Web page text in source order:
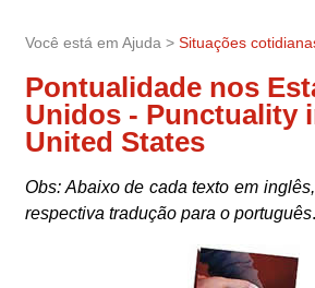
Você está em Ajuda >Situações
Pontualidade nos
Unidos - Punctuality
United States
Obs: Abaixo de cada texto em
respectiva tradução para o português.